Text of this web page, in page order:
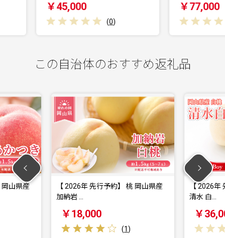
￥77,000 ￥
この自治体のおすすめ返礼品
行予約】 桃 岡山県産
【 2026年 先行予約】 桃 岡山県産